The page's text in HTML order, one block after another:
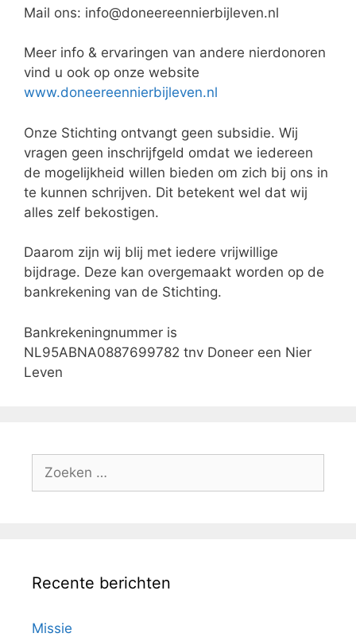
Mail ons: info@doneereennierbijleven.nl
Meer info & ervaringen van andere nierdonoren
vind u ook op onze website
www.doneereennierbijleven.nl
Onze Stichting ontvangt geen subsidie. Wij
vragen geen inschrijfgeld omdat we iedereen
de mogelijkheid willen bieden om zich bij ons in
te kunnen schrijven. Dit betekent wel dat wij
alles zelf bekostigen.
Daarom zijn wij blij met iedere vrijwillige
bijdrage. Deze kan overgemaakt worden op de
bankrekening van de Stichting.
Bankrekeningnummer is
NL95ABNA0887699782 tnv Doneer een Nier
Leven
naar:
Recente berichten
Missie